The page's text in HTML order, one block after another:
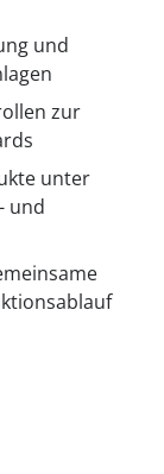
und
zur
unter
und